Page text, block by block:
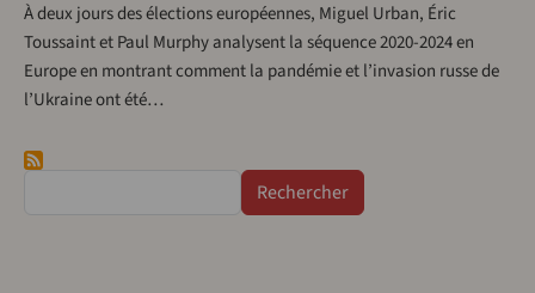
À deux jours des élections européennes, Miguel Urban, Éric
Toussaint et Paul Murphy analysent la séquence 2020-2024 en
Europe en montrant comment la pandémie et l’invasion russe de
l’Ukraine ont été…